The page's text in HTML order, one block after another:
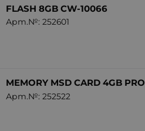
FLASH 8GB CW-10066
Арт.№: 252601
MEMORY MSD CARD 4GB PRO
Арт.№: 252522